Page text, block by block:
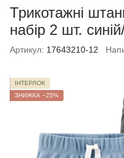
Трикотажні
набір 2 шт.
Артикул: 17643210-12
ІНТЕРЛОК
ЗНИЖКА −25%